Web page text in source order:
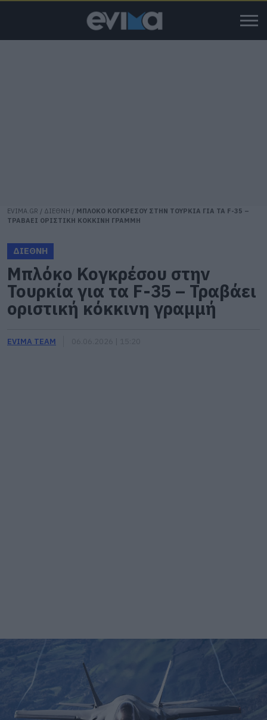
EVIMA.GR / ΔΙΕΘΝΗ / ΜΠΛΟΚΟ ΚΟΓΚΡΕΣΟΥ ΣΤΗΝ ΤΟΥΡΚΙΑ ΓΙΑ ΤΑ F-35 –
ΤΡΑΒΑΕΙ ΟΡΙΣΤΙΚΗ ΚΟΚΚΙΝΗ ΓΡΑΜΜΗ
ΔΙΕΘΝΗ
Μπλόκο Κογκρέσου στην
Τουρκία για τα F-35 – Τραβάει
οριστική κόκκινη γραμμή
EVIMA TEAM